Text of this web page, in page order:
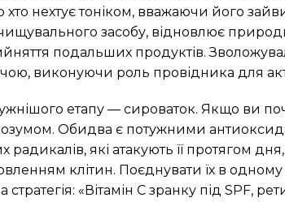
хто нехтує тоніком, вважаючи його
засобу, відновлює
подальших продуктів.
виконуючи роль провідника для
етапу — сироваток. Якщо ви
Обидва є потужними
радикалів, які атакують її протягом
клітин. Поєднувати їх в
«Вітамін С зранку під SPF,